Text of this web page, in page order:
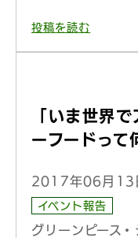
投稿を読む
「いま世界
ーフードって
2017年06月13
イベント報告
グリーンピース・